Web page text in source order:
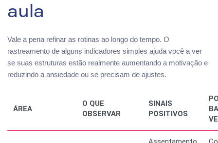
aula
Vale a pena refinar as rotinas ao longo do tempo. O
rastreamento de alguns indicadores simples ajuda você a ver
se suas estruturas estão realmente aumentando a motivação e
reduzindo a ansiedade ou se precisam de ajustes.
ÁREA
O QUE
OBSERVAR
SINAIS
POSITIVOS